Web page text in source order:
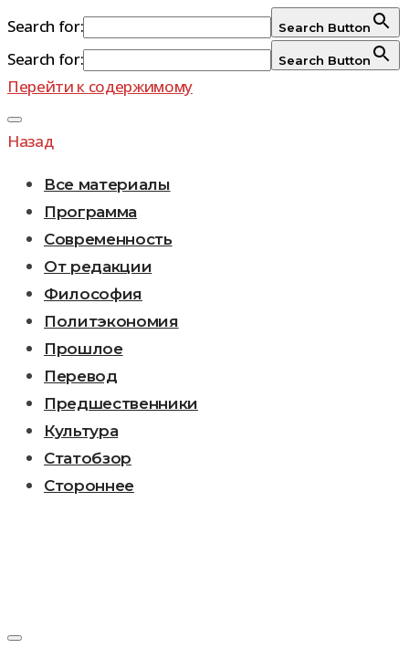
Search for: Search Button
Search for: Search Button
Перейти к содержимому
Назад
Все материалы
Программа
Современность
От редакции
Философия
Политэкономия
Прошлое
Перевод
Предшественники
Культура
Статобзор
Стороннее